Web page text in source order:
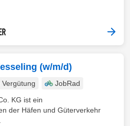
(w/m/d)
JobRad
KG ist ein
der Häfen und Güterverkehr